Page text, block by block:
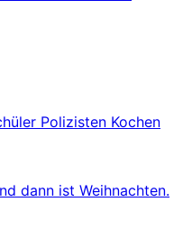
Polizisten Kochen
dann ist Weihnachten.